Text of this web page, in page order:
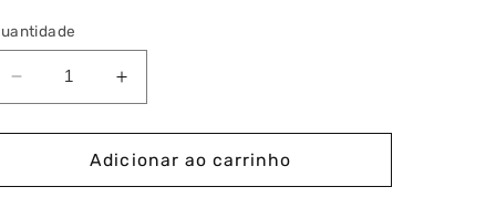
Diminuir
a
quantidade
Comutador
Aumentar
a
quantidade
de
Comutador
Adicionar ao carrinho